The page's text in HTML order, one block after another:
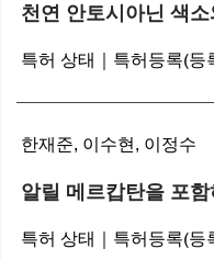
천연 안토시아닌 색
특허 상태｜특허등록(
한재준, 이수현, 이정수
알릴 메르캅탄을 포
특허 상태｜특허등록(